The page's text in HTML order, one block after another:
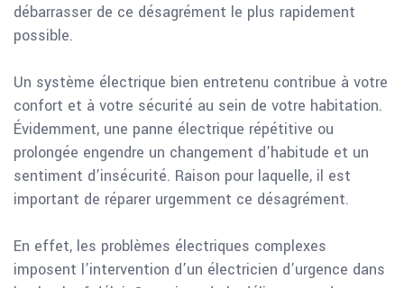
débarrasser de ce désagrément le plus rapidement
possible.
Un système électrique bien entretenu contribue à votre
confort et à votre sécurité au sein de votre habitation.
Évidemment, une panne électrique répétitive ou
prolongée engendre un changement d’habitude et un
sentiment d’insécurité. Raison pour laquelle, il est
important de réparer urgemment ce désagrément.
En effet, les problèmes électriques complexes
imposent l’intervention d’un électricien d’urgence dans